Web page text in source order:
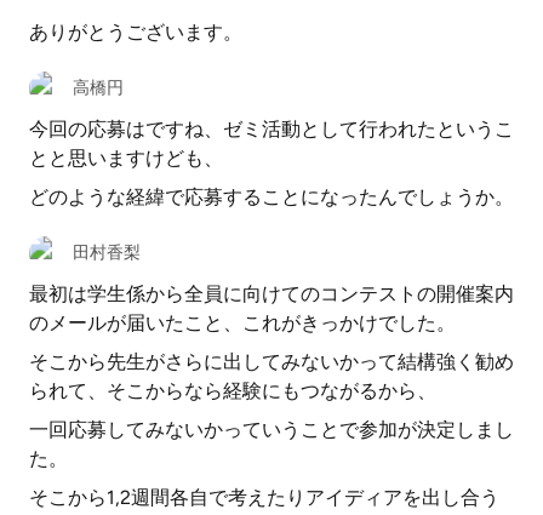
ありがとうございます。
高橋円
今回の応募はですね、ゼミ活動として行われたというこ
とと思いますけども、
どのような経緯で応募することになったんでしょうか。
田村香梨
最初は学生係から全員に向けてのコンテストの開催案内
のメールが届いたこと、これがきっかけでした。
そこから先生がさらに出してみないかって結構強く勧め
られて、そこからなら経験にもつながるから、
一回応募してみないかっていうことで参加が決定しまし
た。
そこから1,2週間各自で考えたりアイディアを出し合う